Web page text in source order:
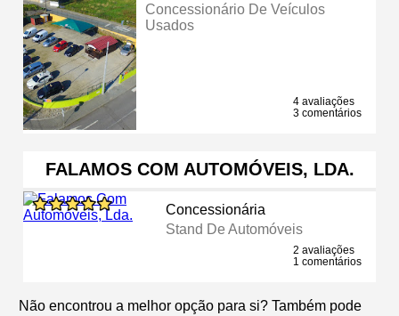
Concessionário De Veículos
Usados
4 avaliações
3 comentários
FALAMOS COM AUTOMÓVEIS, LDA.
Concessionária
Stand De Automóveis
2 avaliações
1 comentários
Não encontrou a melhor opção para si? Também pode